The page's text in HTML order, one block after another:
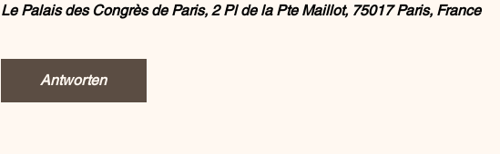
Le Palais des Congrès de Paris, 2 Pl de la Pte Maillot, 75017 Paris, France
Antworten